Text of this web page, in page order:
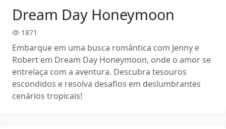
Dream Day Honeymoon
1871
Embarque em uma busca romântica com Jenny e
Robert em Dream Day Honeymoon, onde o amor se
entrelaça com a aventura. Descubra tesouros
escondidos e resolva desafios em deslumbrantes
cenários tropicais!